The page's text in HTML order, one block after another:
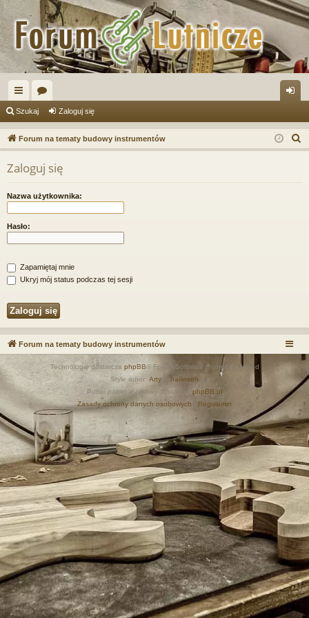
ię
ce
j
…
or
a og
uj
Szukaj Zaloguj się
Forum na tematy budowy instrumentów
z
Zaloguj się
Nazwa użytkownika:
Hasło:
Zapamiętaj mnie
Ukryj mój status podczas tej sesji
Forum na tematy budowy instrumentów
Technologię dostarcza phpBB® Forum Software © phpBB Limited
Style autor: Arty
halilesen
Polski pakiet językowy dostarcza phpBB.pl
Zasady ochrony danych osobowych
Regulamin